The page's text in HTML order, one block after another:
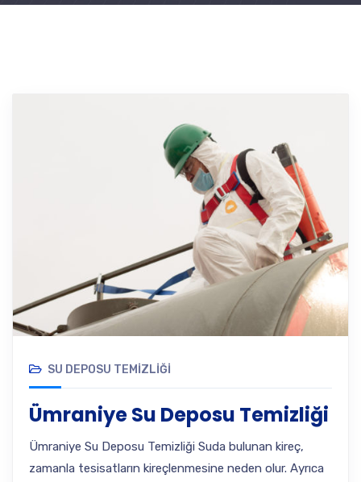
SU DEPOSU TEMIZLIĞI
Ümraniye Su Deposu Temizliği
Ümraniye Su Deposu Temizliği Suda bulunan kireç,
zamanla tesisatların kireçlenmesine neden olur. Ayrıca